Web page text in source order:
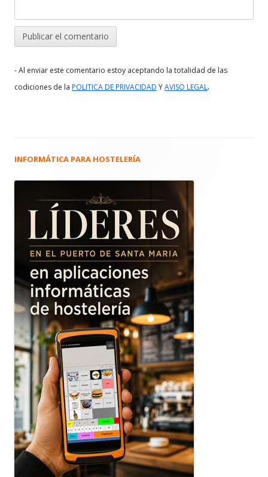
- Al enviar este comentario estoy aceptando la totalidad de las
codiciones de la POLITICA DE PRIVACIDAD YAVISO LEGAL.
Barra
principal
INFORMÁTICA PARA HOSTELERÍA